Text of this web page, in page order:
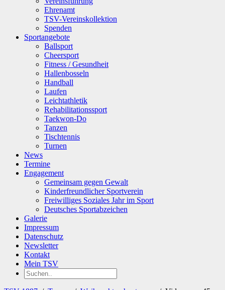
Ehrenamt
TSV-Vereinskollektion
Spenden
Sportangebote
Ballsport
Cheersport
Fitness / Gesundheit
Hallenbosseln
Handball
Laufen
Leichtathletik
Rehabilitationssport
Taekwon-Do
Tanzen
Tischtennis
Turnen
News
Termine
Engagement
Gemeinsam gegen Gewalt
Kinderfreundlicher Sportverein
Freiwilliges Soziales Jahr im Sport
Deutsches Sportabzeichen
Galerie
Impressum
Datenschutz
Newsletter
Kontakt
Mein TSV